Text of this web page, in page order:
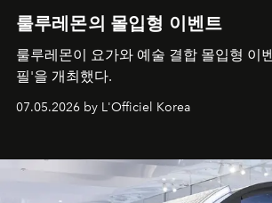
룰루레몬의 몰입형 이벤트
룰루레몬이 요가와 예술 결합 몰입형 이
필'을 개최했다.
07.05.2026 by L'Officiel Korea